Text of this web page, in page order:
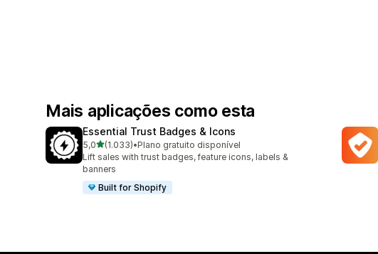
Mais aplicações como esta
Essential Trust Badges & Icons
5,0de 5 estrelas
(1.033)
1033 total de avaliações
•Plano gratuito disponível
Lift sales with trust badges, feature icons, labels &
banners
Built for Shopify